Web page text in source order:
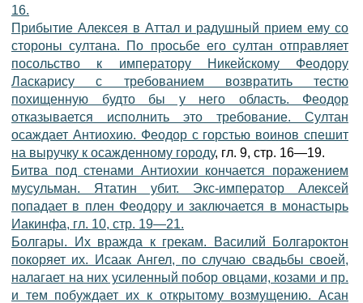
16.
Прибытие Алексея в Аттал и радушный прием ему со
стороны султана. По просьбе его султан отправляет
посольство к императору Никейскому Феодору
Ласкарису с требованием возвратить тестю
похищенную будто бы у него область. Феодор
отказывается исполнить это требование. Султан
осаждает Антиохию. Феодор с горстью воинов спешит
на выручку к осажденному городу, гл. 9, стр. 16—19.
Битва под стенами Антиохии кончается поражением
мусульман. Ятатин убит. Экс-император Алексей
попадает в плен Феодору и заключается в монастырь
Иакинфа, гл. 10, стр. 19—21.
Болгары. Их вражда к грекам. Василий Болгароктон
покоряет их. Исаак Ангел, по случаю свадьбы своей,
налагает на них усиленный побор овцами, козами и пр.
и тем побуждает их к открытому возмущению. Асан